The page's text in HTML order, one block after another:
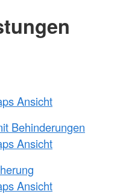
Ansicht
Behinderungen
Ansicht
Ansicht